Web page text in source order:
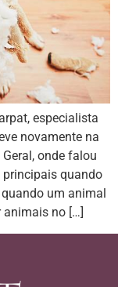
especialista
novamente na
onde falou
principais quando
um animal
animais no […]